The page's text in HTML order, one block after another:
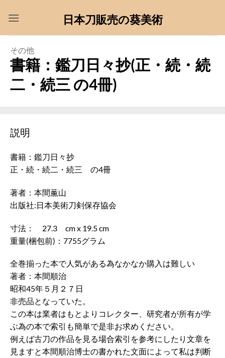
日本刀販売の葵美術
その他
書籍：鑑刀日々抄(正・続・続
二・続三 の4冊)
説明
書籍：鑑刀日々抄
正・続・続二・続三 の4冊
著者：本間薫山
出版社:日本美術刀剣保存協会
寸法： 27.3 cm x 19.5 cm
重量(梱包前)：7755グラム
全巻揃った本で人気がある為なかなか購入は難しい
著者：本間順治
昭和45年５月２７日
非売品となっていた。
この本は業者はもとよりコレクター、研究者が所有が学
ぶ為の本で索引も簡単で是非お求めください。
例えば古刀の作品を見る場合索引を参考にしたり文章を
見ますと本間順治博士の書かれた文面によって私は判断